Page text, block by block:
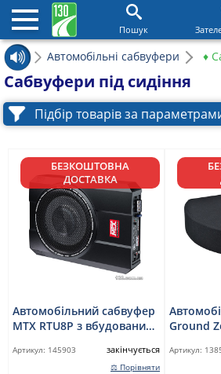
Пошук
Автомобільні сабвуфери ♦
Сабвуфери під сидіння
Підбір товарів за
БЕЗКОШТОВНА
ДОСТАВКА
Автомобільний сабвуфер
MTX RTU8P з вбудованим
Артикул: 145903 закінчується
⚖ Порівняти
Ground
Артикул: